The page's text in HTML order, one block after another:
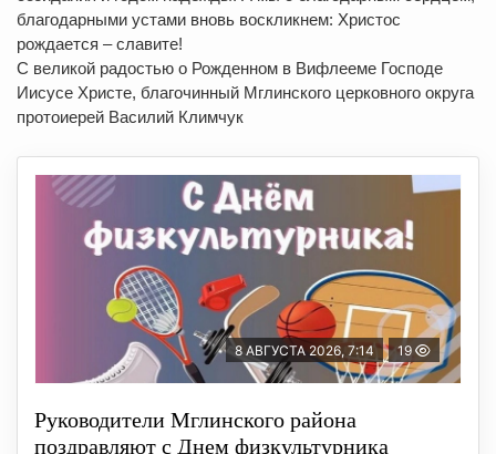
благодарными устами вновь воскликнем: Христос
рождается – славите!
С великой радостью о Рожденном в Вифлееме Господе
Иисусе Христе, благочинный Мглинского церковного округа
протоиерей Василий Климчук
8 АВГУСТА 2026, 7:14 19
Руководители Мглинского района
поздравляют с Днем физкультурника